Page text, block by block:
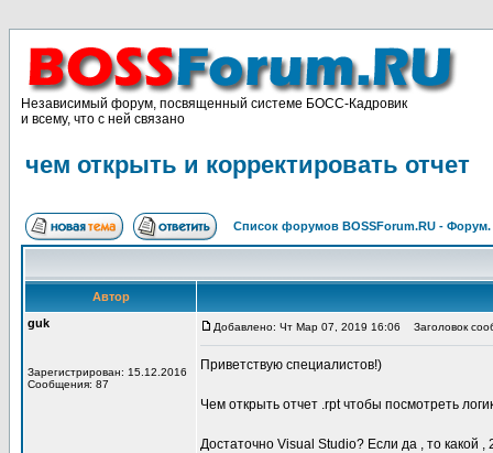
Независимый форум, посвященный системе БОСС-Кадровик
и всему, что с ней связано
чем открыть и корректировать отчет
Список форумов BOSSForum.RU -
Автор
guk
Зарегистрирован: 15.12.2016
Сообщения: 87
Добавлено: Чт Мар 07, 2019 16:06 Заголовок
Приветствую специалистов!)
Чем открыть отчет .rpt чтобы посмотреть
Достаточно Visual Studio? Если да , то какой